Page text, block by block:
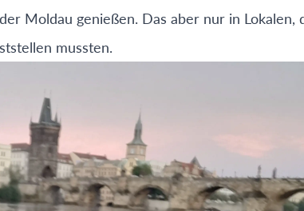
Moldau genießen. Das aber nur in Lokalen,
mussten.